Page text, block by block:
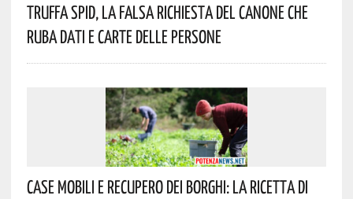
Truffa Spid, La Falsa Richiesta Del Canone Che
Ruba Dati E Carte Delle Persone
Case Mobili E Recupero Dei Borghi: La Ricetta Di